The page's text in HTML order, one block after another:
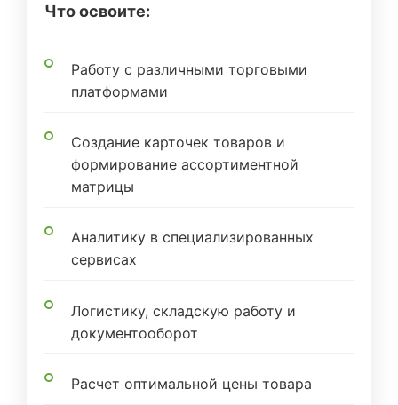
Что освоите:
Работу с различными торговыми
платформами
Создание карточек товаров и
формирование ассортиментной
матрицы
Аналитику в специализированных
сервисах
Логистику, складскую работу и
документооборот
Расчет оптимальной цены товара